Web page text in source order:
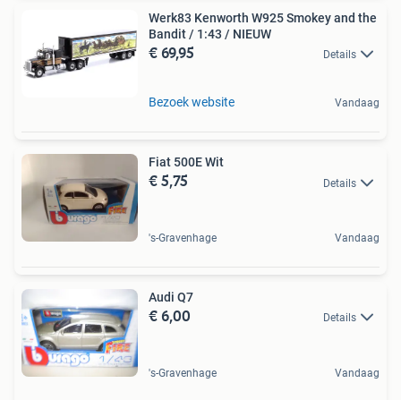
Werk83 Kenworth W925 Smokey and the
Bandit / 1:43 / NIEUW
€ 69,95 Details
Bezoek website Vandaag
Fiat 500E Wit
€ 5,75 Details
's-Gravenhage Vandaag
Audi Q7
€ 6,00 Details
's-Gravenhage Vandaag